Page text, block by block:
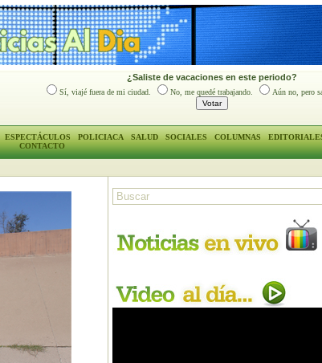
¿Saliste de vacaciones en este periodo?
Sí, viajé fuera de mi ciudad. No, me quedé trabajando. Aún no, pero
ESPECTÁCULOS POLICIACA SALUD SOCIALES COLUMNAS
CONTACTO